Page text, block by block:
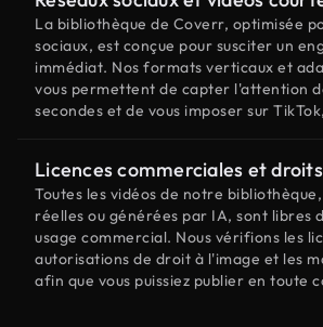
La bibliothèque de Coverr, optimisée
sociaux, est conçue pour susciter un
immédiat. Nos formats verticaux et
vous permettent de capter l'attention
secondes et de vous imposer sur
Licences commerciales et
Toutes les vidéos de notre
réelles ou générées par IA, sont libres
usage commercial. Nous vérifions les
autorisations de droit à l'image et les
afin que vous puissiez publier en toute